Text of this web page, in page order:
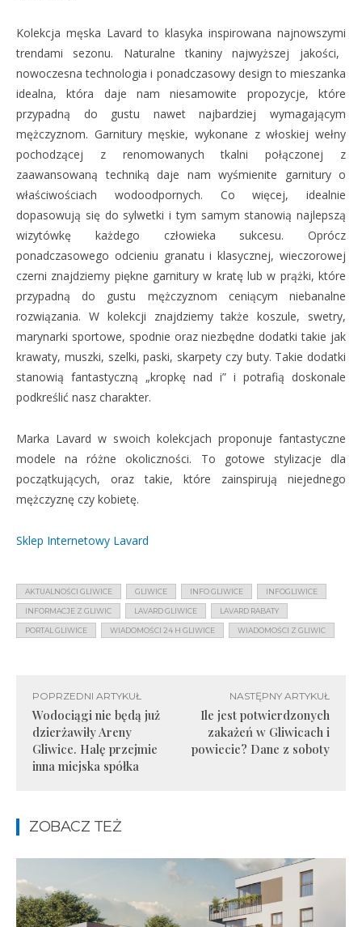
Kolekcja męska Lavard to klasyka inspirowana najnowszymi
trendami sezonu. Naturalne tkaninynajwyższej jakości,
nowoczesna technologia i ponadczasowy design to mieszanka
idealna, która daje nam niesamowite propozycje, które
przypadną do gustu nawet najbardziej wymagającym
mężczyznom. Garnitury męskie,wykonane z włoskiej wełny
pochodzącej z renomowanych tkalnipołączonej z
zaawansowaną techniką daje nam wyśmienite garnitury o
właściwościach wodoodpornych. Co więcej, idealnie
dopasowują się do sylwetki itym samym stanowią najlepszą
wizytówkę każdego człowieka sukcesu. Oprócz
ponadczasowego odcieniu granatu i klasycznej, wieczorowej
czerni znajdziemy piękne garnitury w kratę lub w prążki, które
przypadną do gustu mężczyznom ceniącym niebanalne
rozwiązania. W kolekcji znajdziemy także koszule, swetry,
marynarki sportowe, spodnie oraz niezbędne dodatki takie jak
krawaty, muszki, szelki, paski, skarpety czy buty. Takie dodatki
stanowią fantastyczną „kropkę nad i” i potrafią doskonale
podkreślić nasz charakter.
Marka Lavard w swoich kolekcjach proponuje fantastyczne
modele na różne okoliczności. To gotowe stylizacje dla
początkujących, oraz takie, które zainspirują niejednego
mężczyznę czy kobietę.
Sklep Internetowy Lavard
AKTUALNOŚCI GLIWICE GLIWICE INFO GLIWICE INFOGLIWICE
INFORMACJE Z GLIWIC LAVARD GLIWICE LAVARD RABATY
PORTAL GLIWICE WIADOMOŚCI 24 H GLIWICE WIADOMOŚCI Z GLIWIC
POPRZEDNI ARTYKUŁ
Wodociągi nie będą już
dzierżawiły Areny
Gliwice. Halę przejmie
inna miejska spółka
NASTĘPNY ARTYKUŁ
Ile jest potwierdzonych
zakażeń w Gliwicach i
powiecie? Dane z soboty
ZOBACZ TEŻ